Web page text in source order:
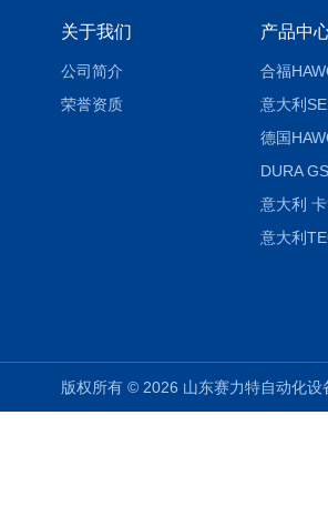
关于我们
公司简介
荣誉资质
产品中
意大利
DURA
版权所有 © 2026 山东赛力特自动